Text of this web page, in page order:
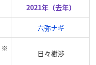
2021年（去年）
六弥ナギ
※
日々樹渉